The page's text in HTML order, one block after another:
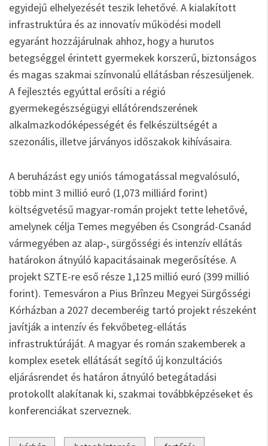
egyidejű elhelyezését teszik lehetővé. A kialakított
infrastruktúra és az innovatív működési modell
egyaránt hozzájárulnak ahhoz, hogy a hurutos
betegséggel érintett gyermekek korszerű, biztonságos
és magas szakmai színvonalú ellátásban részesüljenek.
A fejlesztés egyúttal erősíti a régió
gyermekegészségügyi ellátórendszerének
alkalmazkodóképességét és felkészültségét a
szezonális, illetve járványos időszakok kihívásaira.
A beruházást egy uniós támogatással megvalósuló,
több mint 3 millió euró (1,073 milliárd forint)
költségvetésű magyar-román projekt tette lehetővé,
amelynek célja Temes megyében és Csongrád-Csanád
vármegyében az alap-, sürgősségi és intenzív ellátás
határokon átnyúló kapacitásainak megerősítése. A
projekt SZTE-re eső része 1,125 millió euró (399 millió
forint). Temesváron a Pius Brînzeu Megyei Sürgősségi
Kórházban a 2027 decemberéig tartó projekt részeként
javítják a intenzív és fekvőbeteg-ellátás
infrastruktúráját. A magyar és román szakemberek a
komplex esetek ellátását segítő új konzultációs
eljárásrendet és határon átnyúló betegátadási
protokollt alakítanak ki, szakmai továbbképzéseket és
konferenciákat szerveznek.